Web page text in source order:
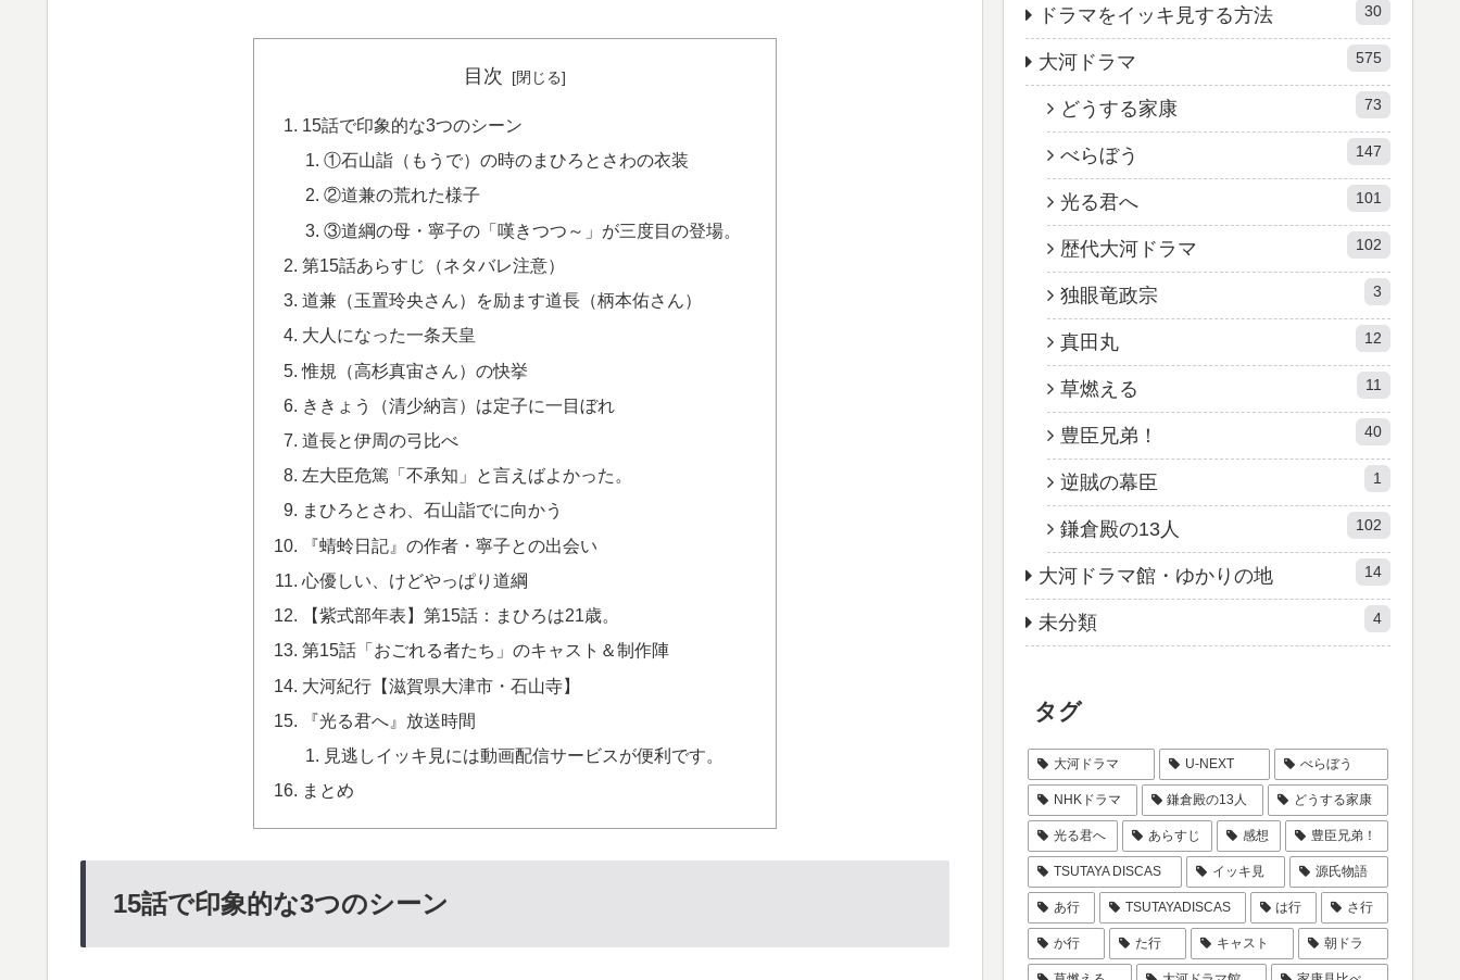
目次
15話で印象的な3つのシーン
①石山詣（もうで）の時のまひろとさわの衣装
②道兼の荒れた様子
③道綱の母・寧子の「嘆きつつ～」が三度目の登場。
第15話あらすじ（ネタバレ注意）
道兼（玉置玲央さん）を励ます道長（柄本佑さん）
大人になった一条天皇
惟規（高杉真宙さん）の快挙
ききょう（清少納言）は定子に一目ぼれ
道長と伊周の弓比べ
左大臣危篤「不承知」と言えばよかった。
まひろとさわ、石山詣でに向かう
『蜻蛉日記』の作者・寧子との出会い
心優しい、けどやっぱり道綱
【紫式部年表】第15話：まひろは21歳。
第15話「おごれる者たち」のキャスト＆制作陣
大河紀行【滋賀県大津市・石山寺】
『光る君へ』放送時間
見逃しイッキ見には動画配信サービスが便利です。
まとめ
15話で印象的な3つのシーン
ドラマをイッキ見する方法 30
大河ドラマ 575
どうする家康 73
べらぼう 147
光る君へ 101
歴代大河ドラマ 102
独眼竜政宗 3
真田丸 12
草燃える 11
豊臣兄弟！ 40
逆賊の幕臣 1
鎌倉殿の13人 102
大河ドラマ館・ゆかりの地 14
未分類 4
タグ
大河ドラマ U-NEXT べらぼう
NHKドラマ 鎌倉殿の13人 どうする家康
光る君へ あらすじ 感想 豊臣兄弟！
TSUTAYA DISCAS イッキ見 源氏物語
あ行 TSUTAYADISCAS は行 さ行
か行 た行 キャスト 朝ドラ